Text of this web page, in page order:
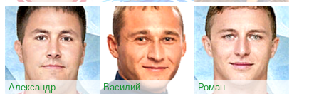
Александр
Василий
Роман